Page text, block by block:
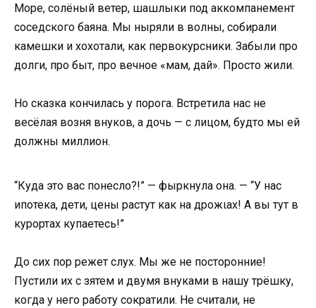
Море, солёный ветер, шашлыки под аккомпанемент
соседского баяна. Мы ныряли в волны, собирали
камешки и хохотали, как первокурсники. Забыли про
долги, про быт, про вечное «мам, дай». Просто жили.
Но сказка кончилась у порога. Встретила нас не
весёлая возня внуков, а дочь — с лицом, будто мы ей
должны миллион.
“Куда это вас понесло?!” — фыркнула она. — “У нас
ипотека, дети, цены растут как на дрожιах! А вы тут в
курортах купаетесь!”
До сих пор режет слух. Мы же не посторонние!
Пустили их с зятем и двумя внуками в нашу трёшку,
когда у него работу сократили. Не считали, не